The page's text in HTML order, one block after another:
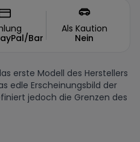
Bar
Als Kaution
Nein
erste Modell des Herstellers
edle Erscheinungsbild der
jedoch die Grenzen des